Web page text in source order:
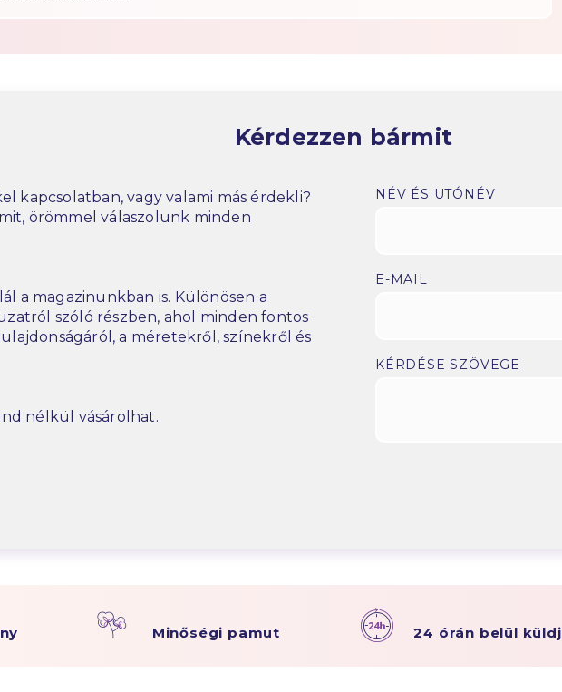
Kérdezzen bármit
kapcsolatban, vagy valami más érdekli?
örömmel válaszolunk minden
a magazinunkban is. Különösen a
szóló részben, ahol minden fontos
a méretekről, színekről és
nélkül vásárolhat.
NÉV ÉS UTÓNÉV
E-MAIL
KÉRDÉSE SZÖVEGE
Minőségi pamut 24 órán belül